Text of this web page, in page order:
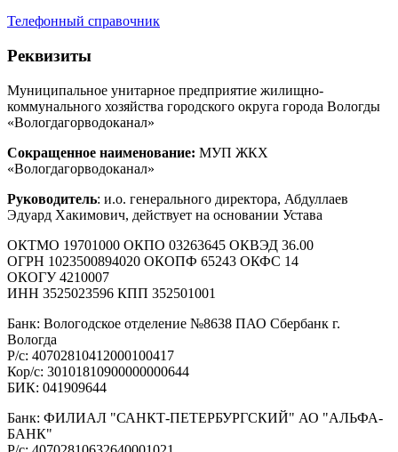
Телефонный справочник
Реквизиты
Муниципальное унитарное предприятие жилищно-
коммунального хозяйства городского округа города Вологды
«Вологдагорводоканал»
Сокращенное наименование: МУП ЖКХ
«Вологдагорводоканал»
Руководитель: и.о. генерального директора, Абдуллаев
Эдуард Хакимович, действует на основании Устава
ОКТМО 19701000 ОКПО 03263645 ОКВЭД 36.00
ОГРН 1023500894020 ОКОПФ 65243 ОКФС 14
ОКОГУ 4210007
ИНН 3525023596 КПП 352501001
Банк: Вологодское отделение №8638 ПАО Сбербанк г.
Вологда
Р/с: 40702810412000100417
Кор/с: 30101810900000000644
БИК: 041909644
Банк: ФИЛИАЛ "САНКТ-ПЕТЕРБУРГСКИЙ" АО "АЛЬФА-
БАНК"